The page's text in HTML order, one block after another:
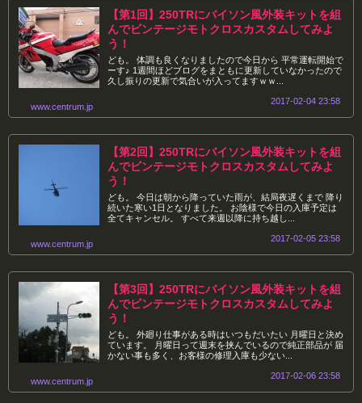
【第1回】250TRにバイソン風外装キットを組
んでビンテージモトクロスカスタムしてみよ
う！
ども。 体調も良くなりましたので今日から 平常運転開始で
ーす♪ 1週間ほどブログをまともに更新していなかったので
久し振りの更新で気合いが入ってますｗｗ...
www.centrum.jp
2017-02-04 23:58
【第2回】250TRにバイソン風外装キットを組
んでビンテージモトクロスカスタムしてみよ
う！
ども。 今日は朝から降っていた雨が、結局夜遅くまで 降り
続いた寒い1日となりました。 お陰様で今日の入庫予定は
全てキャンセル。 すべて来週以降に持ち越し...
www.centrum.jp
2017-02-05 23:58
【第3回】250TRにバイソン風外装キットを組
んでビンテージモトクロスカスタムしてみよ
う！
ども。 外廻り仕事がある時はいつもだいたい 月曜日と決め
ています。 月曜日って週末を挟んでいるので純正部品が 届
かない事も多く、お客様の修理入庫も少ない...
www.centrum.jp
2017-02-06 23:58